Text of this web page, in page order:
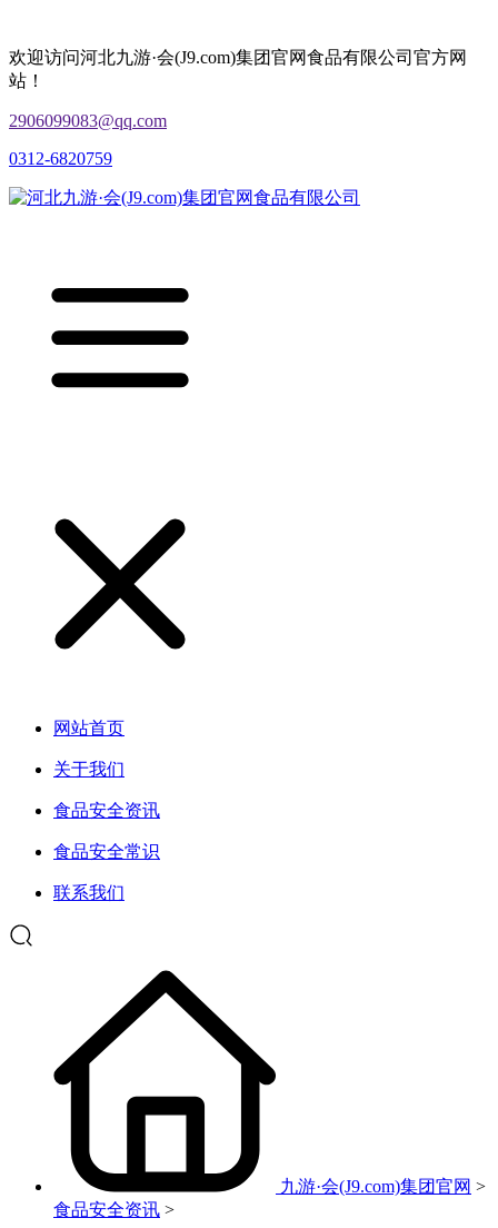
欢迎访问河北九游·会(J9.com)集团官网食品有限公司官方网
站！
2906099083@qq.com
0312-6820759
网站首页
关于我们
食品安全资讯
食品安全常识
联系我们
九游·会(J9.com)集团官网 >
食品安全资讯 >